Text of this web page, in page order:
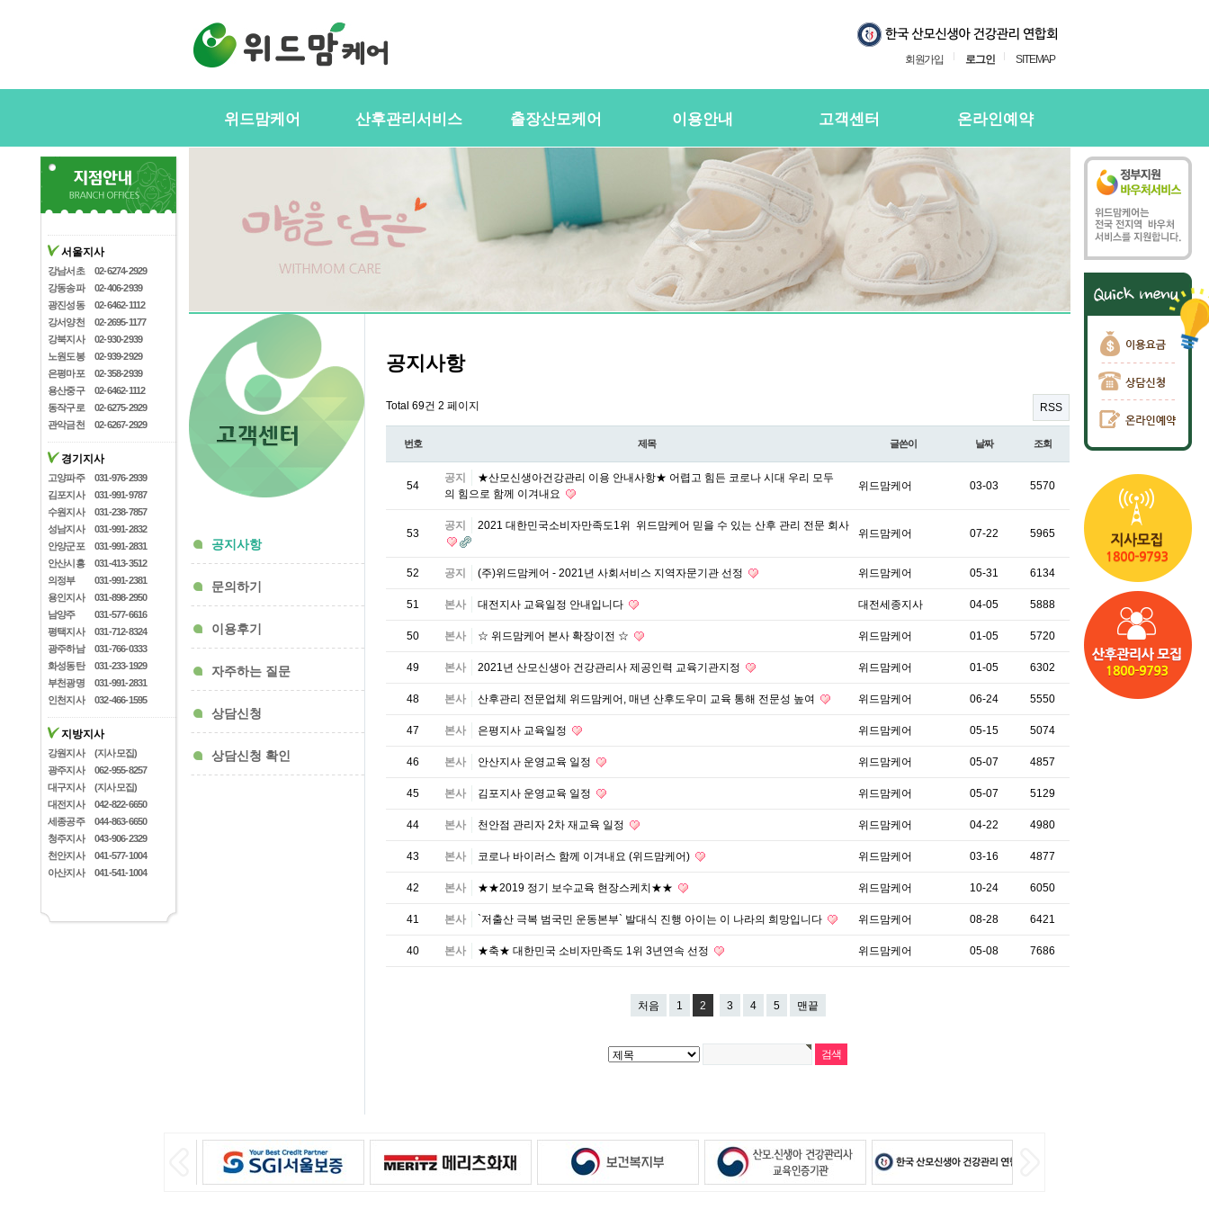
회원가입 로그인 SITEMAP
위드맘케어
지사모집
산후관리사모집
산후관리서비스
정부지원(바우처) 서비
스
산후관리사 업무
출장산모케어
산전바디케어
산후바디케어
케어매니저 자격요건
유의사항
이용안내
이용절차
이용요금
대여용품
이용약관
고객센터
공지사항
문의하기
이용후기
자주하는질문
상담신청
상담신청 확인
온라인예약
온라인 예약확인
공지사항
문의하기
이용후기
자주하는 질문
상담신청
상담신청 확인
서울지사
강남서초
02-6274-2929
강동송파
02-406-2939
광진성동
02-6462-1112
강서양천
02-2695-1177
강북지사
02-930-2939
노원도봉
02-939-2929
은평마포
02-358-2939
용산중구
02-6462-1112
동작구로
02-6275-2929
관악금천
02-6267-2929
경기지사
고양파주
031-976-2939
김포지사
031-991-9787
수원지사
031-238-7857
성남지사
031-991-2832
안양군포
031-991-2831
안산시흥
031-413-3512
의정부
031-991-2381
용인지사
031-898-2950
남양주
031-577-6616
평택지사
031-712-8324
광주하남
031-766-0333
화성동탄
031-233-1929
부천광명
031-991-2831
인천지사
032-466-1595
지방지사
강원지사
(지사모집)
광주지사
062-955-8257
대구지사
(지사모집)
대전지사
042-822-6650
세종공주
044-863-6650
청주지사
043-906-2329
천안지사
041-577-1004
아산지사
041-541-1004
공지사항
Total 69건 2 페이지 RSS
번호 제목 글쓴이 날짜 조회
54
공지
★산모신생아건강관리 이용 안내사항★ 어렵고 힘든 코로나 시대 우리 모두
의 힘으로 함께 이겨내요
위드맘케어 03-03 5570
53
공지 2021 대한민국소비자만족도1위 위드맘케어 믿을 수 있는 산후 관리 전문 회사
위드맘케어 07-22 5965
52 공지 (주)위드맘케어 - 2021년 사회서비스 지역자문기관 선정 위드맘케어 05-31 6134
51 본사 대전지사 교육일정 안내입니다 대전세종지사 04-05 5888
50 본사 ☆ 위드맘케어 본사 확장이전 ☆ 위드맘케어 01-05 5720
49 본사 2021년 산모신생아 건강관리사 제공인력 교육기관지정 위드맘케어 01-05 6302
48 본사 산후관리 전문업체 위드맘케어, 매년 산후도우미 교육 통해 전문성 높여 위드맘케어 06-24 5550
47 본사 은평지사 교육일정 위드맘케어 05-15 5074
46 본사 안산지사 운영교육 일정 위드맘케어 05-07 4857
45 본사 김포지사 운영교육 일정 위드맘케어 05-07 5129
44 본사 천안점 관리자 2차 재교육 일정 위드맘케어 04-22 4980
43 본사 코로나 바이러스 함께 이겨내요 (위드맘케어) 위드맘케어 03-16 4877
42 본사 ★★2019 정기 보수교육 현장스케치★★ 위드맘케어 10-24 6050
41 본사 `저출산 극복 범국민 운동본부` 발대식 진행 아이는 이 나라의 희망입니다 위드맘케어 08-28 6421
40 본사 ★축★ 대한민국 소비자만족도 1위 3년연속 선정 위드맘케어 05-08 7686
처음 1 2 3 4 5 맨끝